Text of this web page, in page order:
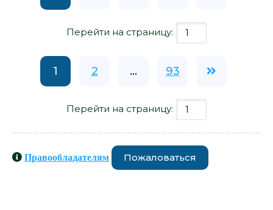
Перейти на страницу:
1 2 ... 93
Перейти на страницу:
Правообладателям Пожаловаться